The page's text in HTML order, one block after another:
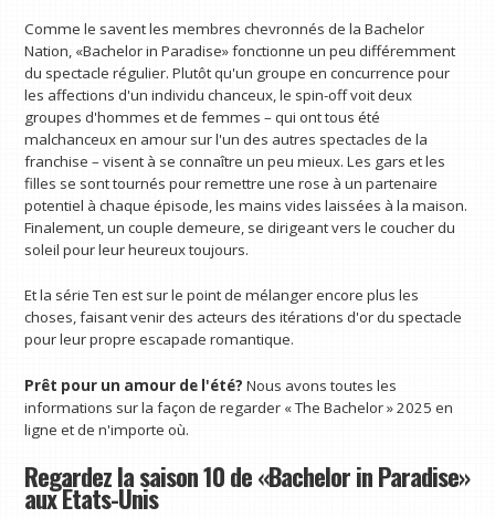
Comme le savent les membres chevronnés de la Bachelor
Nation, «Bachelor in Paradise» fonctionne un peu différemment
du spectacle régulier. Plutôt qu'un groupe en concurrence pour
les affections d'un individu chanceux, le spin-off voit deux
groupes d'hommes et de femmes – qui ont tous été
malchanceux en amour sur l'un des autres spectacles de la
franchise – visent à se connaître un peu mieux. Les gars et les
filles se sont tournés pour remettre une rose à un partenaire
potentiel à chaque épisode, les mains vides laissées à la maison.
Finalement, un couple demeure, se dirigeant vers le coucher du
soleil pour leur heureux toujours.
Et la série Ten est sur le point de mélanger encore plus les
choses, faisant venir des acteurs des itérations d'or du spectacle
pour leur propre escapade romantique.
Prêt pour un amour de l'été? Nous avons toutes les
informations sur la façon de regarder « The Bachelor » 2025 en
ligne et de n'importe où.
Regardez la saison 10 de «Bachelor in Paradise»
aux États-Unis